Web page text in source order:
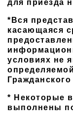
для приезда
*Вся
касающаяся
условиях не
* Некоторые
выполнены